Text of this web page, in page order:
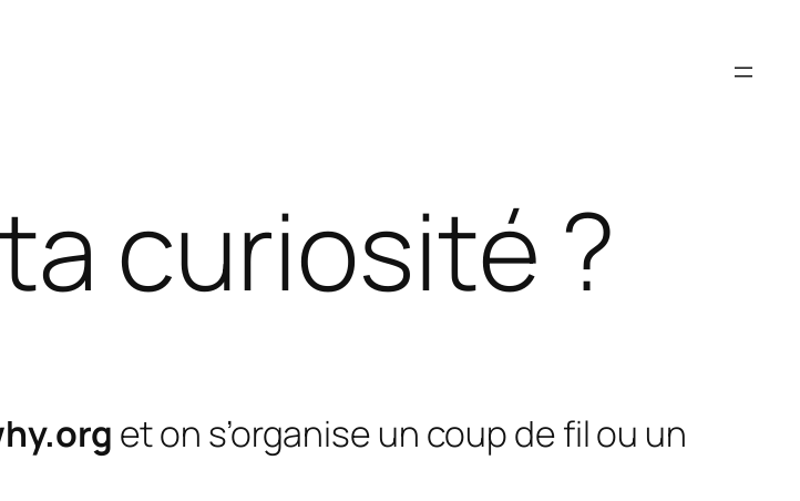
curiosité ?
et on s’organise un coup de fil ou un